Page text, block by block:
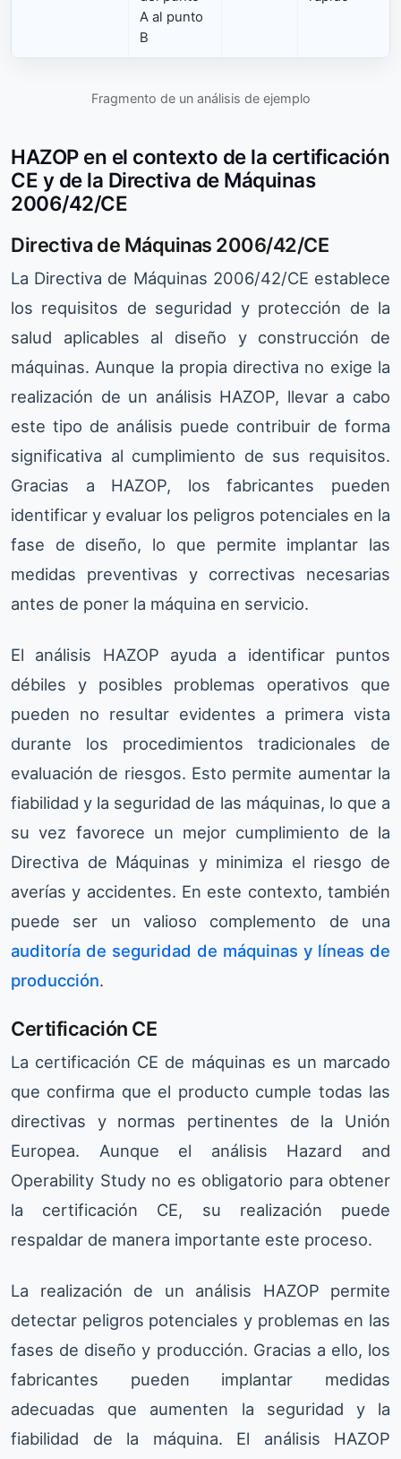
A al punto
B
Fragmento de un análisis de ejemplo
HAZOP en el contexto de la certificación
CE y de la Directiva de Máquinas
2006/42/CE
Directiva de Máquinas 2006/42/CE
La Directiva de Máquinas 2006/42/CE establece
los requisitos de seguridad y protección de la
salud aplicables al diseño y construcción de
máquinas. Aunque la propia directiva no exige la
realización de un análisis HAZOP, llevar a cabo
este tipo de análisis puede contribuir de forma
significativa al cumplimiento de sus requisitos.
Gracias a HAZOP, los fabricantes pueden
identificar y evaluar los peligros potenciales en la
fase de diseño, lo que permite implantar las
medidas preventivas y correctivas necesarias
antes de poner la máquina en servicio.
El análisis HAZOP ayuda a identificar puntos
débiles y posibles problemas operativos que
pueden no resultar evidentes a primera vista
durante los procedimientos tradicionales de
evaluación de riesgos. Esto permite aumentar la
fiabilidad y la seguridad de las máquinas, lo que a
su vez favorece un mejor cumplimiento de la
Directiva de Máquinas y minimiza el riesgo de
averías y accidentes. En este contexto, también
puede ser un valioso complemento de una
auditoría de seguridad de máquinas y líneas de
producción.
Certificación CE
La certificación CE de máquinas es un marcado
que confirma que el producto cumple todas las
directivas y normas pertinentes de la Unión
Europea. Aunque el análisis Hazard and
Operability Study no es obligatorio para obtener
la certificación CE, su realización puede
respaldar de manera importante este proceso.
La realización de un análisis HAZOP permite
detectar peligros potenciales y problemas en las
fases de diseño y producción. Gracias a ello, los
fabricantes pueden implantar medidas
adecuadas que aumenten la seguridad y la
fiabilidad de la máquina. El análisis HAZOP